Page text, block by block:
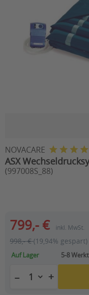
NOVACARE
ASX
(997008S_88)
799,- € inkl. MwSt.
998,- €(19,94% gespart)
Auf Lager 5-8
− +